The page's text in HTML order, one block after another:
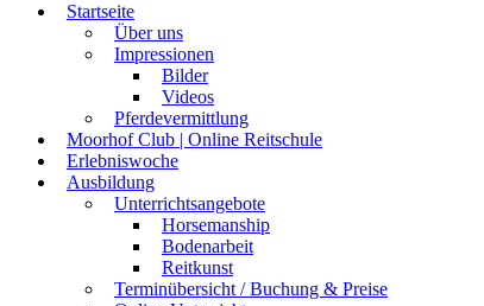
Startseite
Über uns
Impressionen
Bilder
Videos
Pferdevermittlung
Moorhof Club | Online Reitschule
Erlebniswoche
Ausbildung
Unterrichtsangebote
Horsemanship
Bodenarbeit
Reitkunst
Terminübersicht / Buchung & Preise